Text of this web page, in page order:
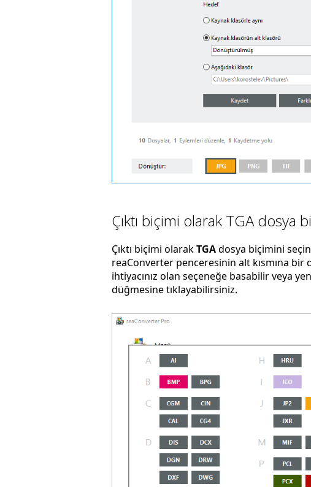
Çıktı biçimi olarak TGA dosya
Çıktı biçimi olarakTGAdosya biçimini
reaConverter penceresinin alt kısmına
ihtiyacınız olan seçeneğe basabilir veya
düğmesine tıklayabilirsiniz.